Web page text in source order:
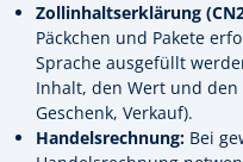
Zollinhaltserklärung
Päckchen und Pakete
Sprache ausgefüllt
Inhalt, den Wert und den
Geschenk, Verkauf).
Handelsrechnung: Bei